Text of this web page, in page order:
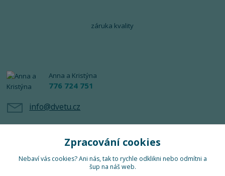
záruka kvality
Anna a Kristýna
776 724 751
info@dvetu.cz
Zpracování cookies
Nebaví vás cookies? Ani nás, tak to rychle odklikni nebo odmítni a
šup na náš web.